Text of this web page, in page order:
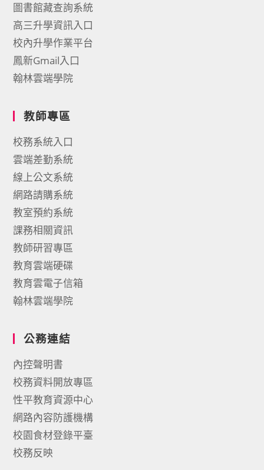
圖書館藏查詢系統
高三升學資訊入口
校內升學作業平台
鳳新Gmail入口
翰林雲端學院
教師專區
校務系統入口
雲端差勤系統
線上公文系統
網路請購系統
教室預約系統
課務相關資訊
教師研習專區
教育雲端硬碟
教育雲電子信箱
翰林雲端學院
公務連結
內控聲明書
校務資料開放專區
性平教育資源中心
網路內容防護機構
校園食材登錄平臺
校務反映